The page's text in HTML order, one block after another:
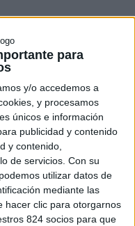
para
y/o accedemos a
y procesamos
únicos e información
publicidad y contenido
y contenido,
de servicios. Con su
utilizar datos de
mediante las
hacer clic para otorgarnos
824 socios para que